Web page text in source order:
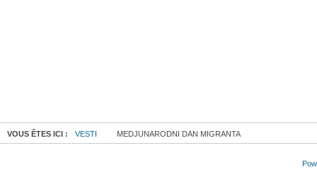
VOUS ÊTES ICI : VESTI MEDJUNARODNI DAN MIGRANTA